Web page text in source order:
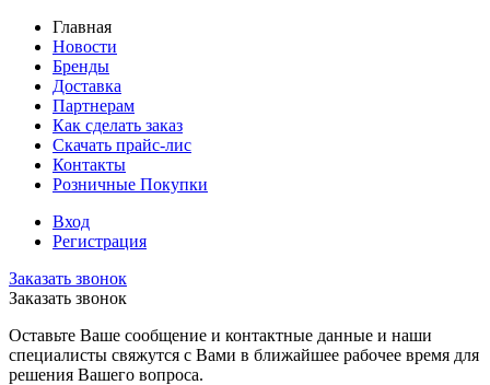
Главная
Новости
Бренды
Доставка
Партнерам
Как сделать заказ
Скачать прайс-лис
Контакты
Розничные Покупки
Вход
Регистрация
Заказать звонок
Заказать звонок
Оставьте Ваше сообщение и контактные данные и наши
специалисты свяжутся с Вами в ближайшее рабочее время для
решения Вашего вопроса.